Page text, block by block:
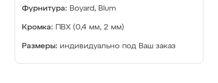
Фурнитура: Boyard, Blum
Кромка: ПВХ (0,4 мм, 2 мм)
Размеры: индивидуально под Ваш заказ